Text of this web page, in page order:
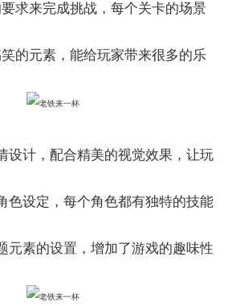
求来完成挑战，每个关卡的场景
的元素，能给玩家带来很多的乐
设计，配合精美的视觉效果，让玩
色设定，每个角色都有独特的技能
元素的设置，增加了游戏的趣味性